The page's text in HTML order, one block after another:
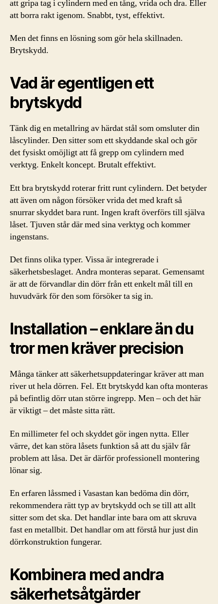
att gripa tag i cylindern med en tång, vrida och dra. Eller
att borra rakt igenom. Snabbt, tyst, effektivt.
Men det finns en lösning som gör hela skillnaden.
Brytskydd.
Vad är egentligen ett
brytskydd
Tänk dig en metallring av härdat stål som omsluter din
låscylinder. Den sitter som ett skyddande skal och gör
det fysiskt omöjligt att få grepp om cylindern med
verktyg. Enkelt koncept. Brutalt effektivt.
Ett bra brytskydd roterar fritt runt cylindern. Det betyder
att även om någon försöker vrida det med kraft så
snurrar skyddet bara runt. Ingen kraft överförs till själva
låset. Tjuven står där med sina verktyg och kommer
ingenstans.
Det finns olika typer. Vissa är integrerade i
säkerhetsbeslaget. Andra monteras separat. Gemensamt
är att de förvandlar din dörr från ett enkelt mål till en
huvudvärk för den som försöker ta sig in.
Installation – enklare än du
tror men kräver precision
Många tänker att säkerhetsuppdateringar kräver att man
river ut hela dörren. Fel. Ett brytskydd kan ofta monteras
på befintlig dörr utan större ingrepp. Men – och det här
är viktigt – det måste sitta rätt.
En millimeter fel och skyddet gör ingen nytta. Eller
värre, det kan störa låsets funktion så att du själv får
problem att låsa. Det är därför professionell montering
lönar sig.
En erfaren låssmed i Vasastan kan bedöma din dörr,
rekommendera rätt typ av brytskydd och se till att allt
sitter som det ska. Det handlar inte bara om att skruva
fast en metallbit. Det handlar om att förstå hur just din
dörrkonstruktion fungerar.
Kombinera med andra
säkerhetsåtgärder